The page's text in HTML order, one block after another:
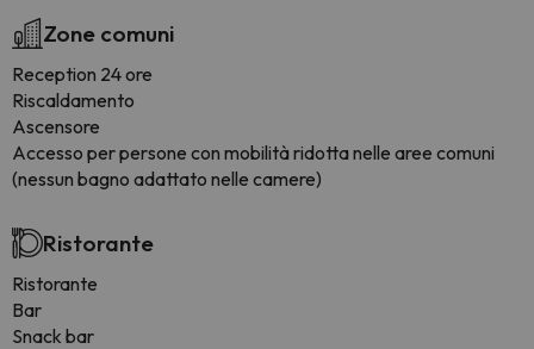
Zone comuni
Reception 24 ore
Riscaldamento
Ascensore
Accesso per persone con mobilità ridotta nelle aree comuni
(nessun bagno adattato nelle camere)
Ristorante
Ristorante
Bar
Snack bar